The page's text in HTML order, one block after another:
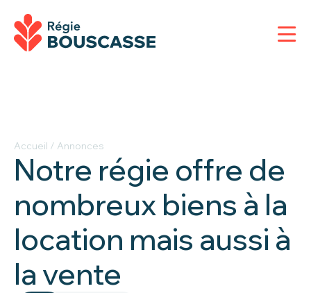
Accueil / Annonces
Notre régie offre de
nombreux biens à la
location mais aussi à
la vente